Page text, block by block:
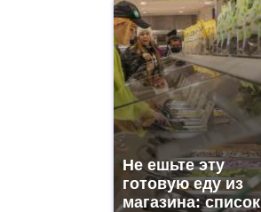
Не ешьте эту
готовую еду из
магазина: список